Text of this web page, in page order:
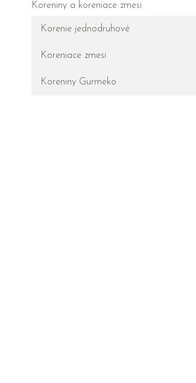
Koreniny a koreniace zmesi
Korenie jednodruhové
Koreniace zmesi
Koreniny Gurmeko